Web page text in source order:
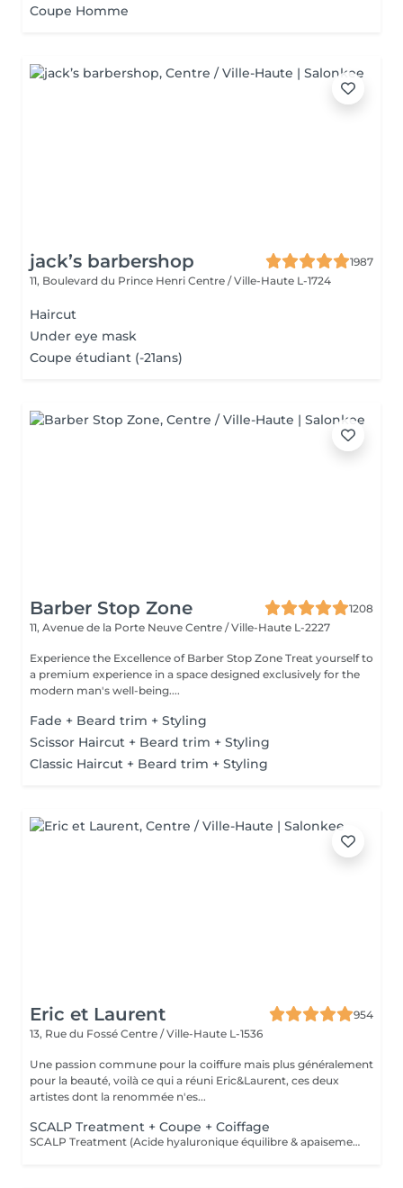
Coupe Homme
jack’s barbershop
1987
11, Boulevard du Prince Henri Centre / Ville-Haute L-1724
Haircut
Under eye mask
Coupe étudiant (-21ans)
Barber Stop Zone
1208
11, Avenue de la Porte Neuve Centre / Ville-Haute L-2227
Experience the Excellence of Barber Stop Zone Treat yourself to
a premium experience in a space designed exclusively for the
modern man's well-being....
Fade + Beard trim + Styling
Scissor Haircut + Beard trim + Styling
Classic Haircut + Beard trim + Styling
Eric et Laurent
954
13, Rue du Fossé Centre / Ville-Haute L-1536
Une passion commune pour la coiffure mais plus généralement
pour la beauté, voilà ce qui a réuni Eric&Laurent, ces deux
artistes dont la renommée n'es...
SCALP Treatment + Coupe + Coiffage
SCALP Treatment (Acide hyaluronique équilibre & apaisement) Pour rééquilibrer et purifier le cuir chevelu. Idéal en cas de démangeaisons, pellicules, sécheresse ou excès de sébum. -Apaise le cuir chevelu -Purifie en douceur -Rééquilibre la barrière protectrice naturelle -Favorise un environnement sain pour la pousse